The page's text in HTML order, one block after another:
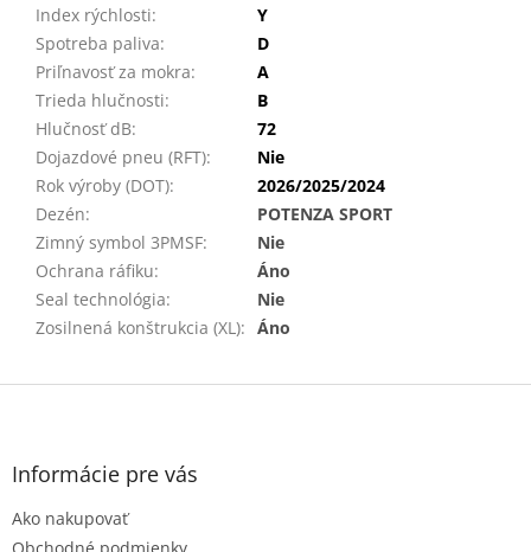
Index rýchlosti:
Y
Spotreba paliva:
D
Priľnavosť za mokra:
A
Trieda hlučnosti:
B
Hlučnosť dB:
72
Dojazdové pneu (RFT):
Nie
Rok výroby (DOT):
2026/2025/2024
Dezén:
POTENZA SPORT
Zimný symbol 3PMSF:
Nie
Ochrana ráfiku:
Áno
Seal technológia:
Nie
Zosilnená konštrukcia (XL): Áno
Z
Informácie pre vás
Ako nakupovať